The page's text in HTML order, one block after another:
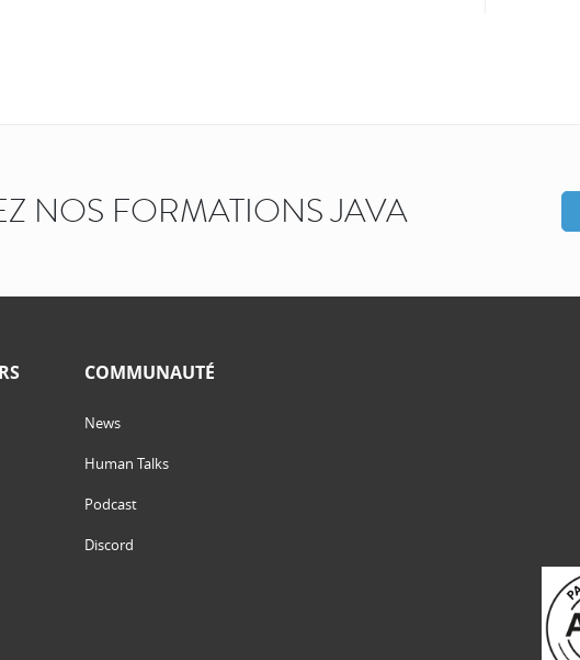
NOS FORMATIONS JAVA
COMMUNAUTÉ
News
Human Talks
Podcast
Discord